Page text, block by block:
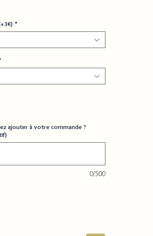
*
ajouter à votre commande ?
0/500